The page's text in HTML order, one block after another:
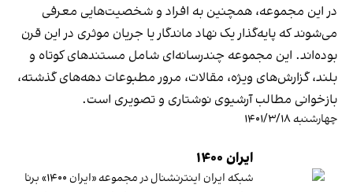
در این مجموعه، همچنین به افراد و شخصیت‌هایی معرفی
می‌شوند که پایه‌گذار یک نهاد ماندگار یا جریان موثری در این قرن
بوده‌اند. این مجموعه چندرسانه‌ای شامل مستندهای کوتاه و
بلند، گزارش‌های ویژه، مقالات، مرور مطبوعات دهه‌های گذشته،
بازخوانی مطالب آرشیوی نوشتاری و تصویری است.
چهارشنبه ۱۴۰۱/۳/۱۸
ایران ۱۴۰۰
شبکه ایران اینترنشنال در مجموعه «ایران ۱۴۰۰» برنامه‌های متنوعی تهیه کرده که به بررسی رویدادهای مهم قرن ۱۴ خورشیدی می‌پردازد و چشم‌انداز قرن پیش‌روی را ترسیم می‌کند.